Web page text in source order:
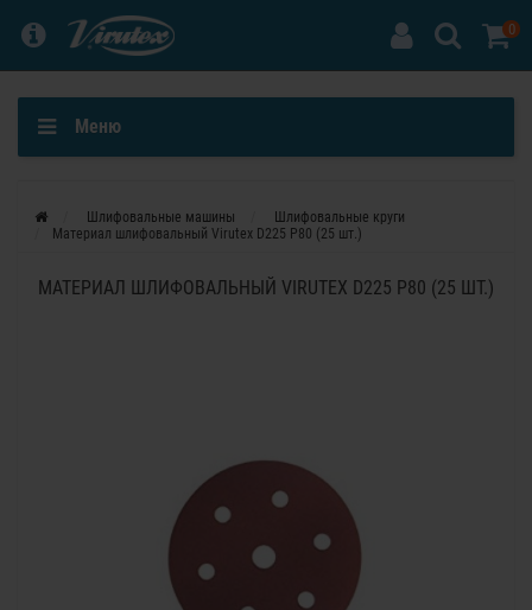
0
Меню
Шлифовальные машины
Шлифовальные круги
Материал шлифовальный Virutex D225 P80 (25 шт.)
МАТЕРИАЛ ШЛИФОВАЛЬНЫЙ VIRUTEX D225 P80 (25 ШТ.)